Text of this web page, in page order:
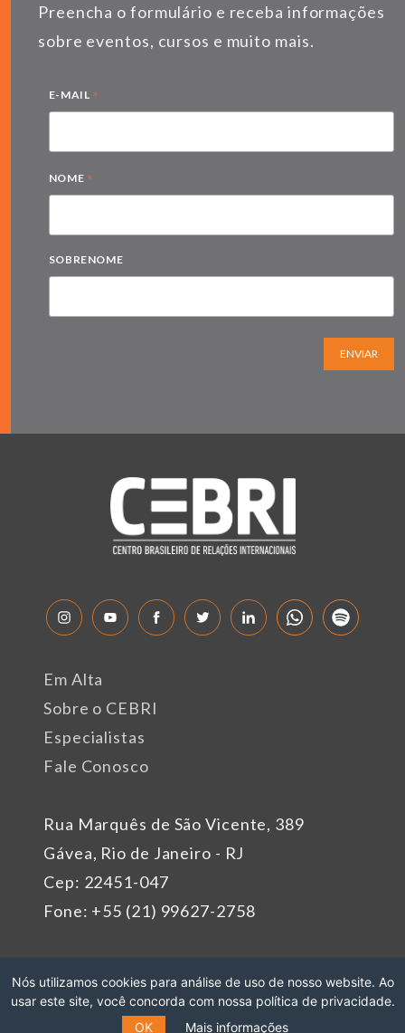
Preencha o formulário e receba informações
sobre eventos, cursos e muito mais.
E-MAIL *
NOME *
SOBRENOME
ENVIAR
Rua Marquês de São Vicente, 389
Gávea, Rio de Janeiro - RJ
Cep: 22451-047
Fone: +55 (21) 99627-2758
Em Alta
Sobre o CEBRI
Especialistas
Fale Conosco
Nós utilizamos cookies para análise de uso de nosso website. Ao
usar este site, você concorda com nossa política de privacidade.
OK
Mais informações